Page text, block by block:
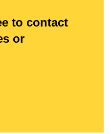
to contact
or